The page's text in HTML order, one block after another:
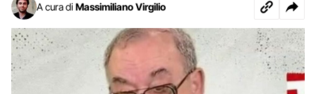
A cura di Massimiliano Virgilio